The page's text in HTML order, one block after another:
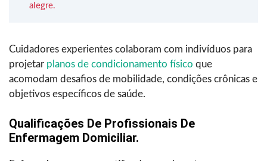
alegre.
Cuidadores experientes colaboram com indivíduos para
projetar planos de condicionamento físico que
acomodam desafios de mobilidade, condições crônicas e
objetivos específicos de saúde.
Qualificações De Profissionais De
Enfermagem Domiciliar.